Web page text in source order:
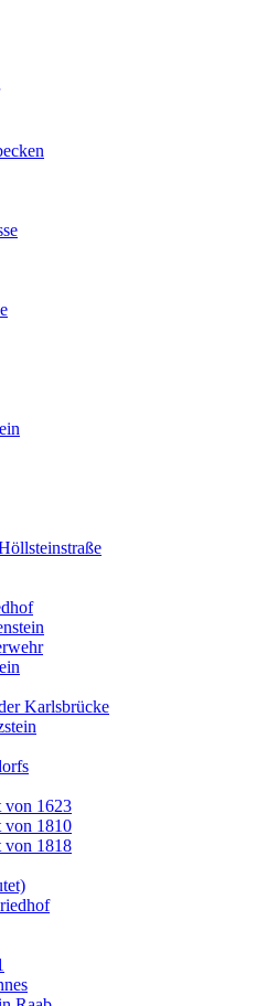
Karlsbrücke
von 1623
von 1810
von 1818